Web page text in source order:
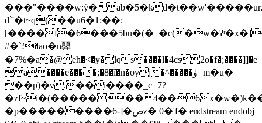
���"����w:ŷ�ab�5�k
d`'�t~q(��u6�1:��:
[����f�6���5bu̶̶�(�_�c(
#�`؛�ao�n顨
�7%�a�@eh�<�y�lqs����l�4cs2o�f�;����]]�e
a����e����;�8�ǐ�n�oyj�^�����ۈ=m�u�
��p)�v.��i����_ c=7?
�zf~i�(�������
�p���������6-]�صz� 0�'f� endstream endobj